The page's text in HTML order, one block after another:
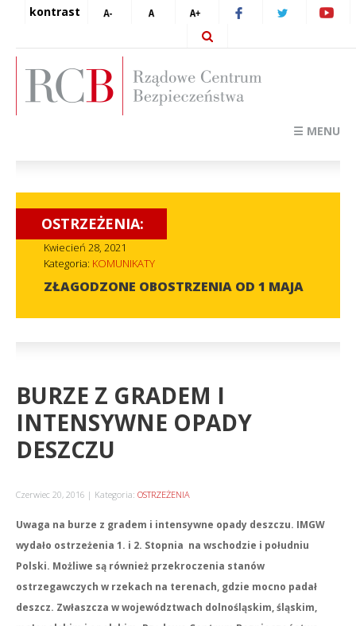
kontrast
☰ MENU
OSTRZEŻENIA:
Kwiecień 28, 2021
Kategoria: KOMUNIKATY
ZŁAGODZONE OBOSTRZENIA OD 1 MAJA
BURZE Z GRADEM I
INTENSYWNE OPADY
DESZCZU
Czerwiec 20, 2016 Kategoria: OSTRZEŻENIA
Uwaga na burze z gradem i intensywne opady deszczu. IMGW
wydało ostrzeżenia 1. i 2. Stopnia na wschodzie i południu
Polski. Możliwe są również przekroczenia stanów
ostrzegawczych w rzekach na terenach, gdzie mocno padał
deszcz. Zwłaszcza w województwach dolnośląskim, śląskim,